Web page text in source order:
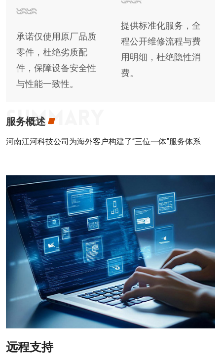
承诺仅使用原厂品质
零件，杜绝劣质配
件，保障设备安全性
与性能一致性。
提供标准化服务，全
程公开维修流程与费
用明细，杜绝隐性消
费。
服务概述
河南江河科技公司为海外客户构建了“三位一体”服务体系
远程支持